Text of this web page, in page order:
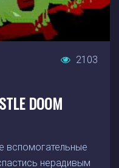
2103
DOOM
вспомогательные
нерадивым